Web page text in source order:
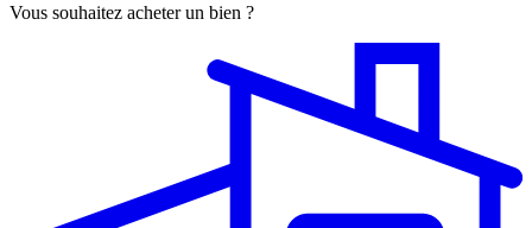
Vous souhaitez acheter un bien ?